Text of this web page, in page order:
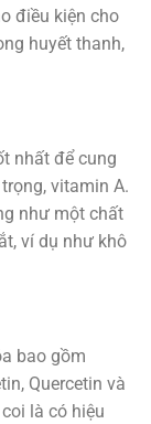
điều kiện cho
huyết thanh,
nhất để cung
vitamin A.
như một chất
ví dụ như khô
bao gồm
Quercetin và
là có hiệu